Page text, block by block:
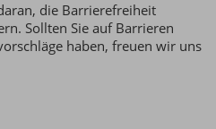
die Barrierefreiheit
Sollten Sie auf Barrieren
haben, freuen wir uns